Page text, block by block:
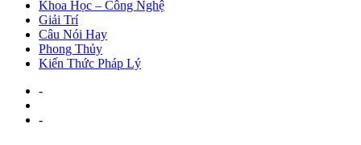
Khoa Học – Công Nghệ
Giải Trí
Câu Nói Hay
Phong Thủy
Kiến Thức Pháp Lý
-
-